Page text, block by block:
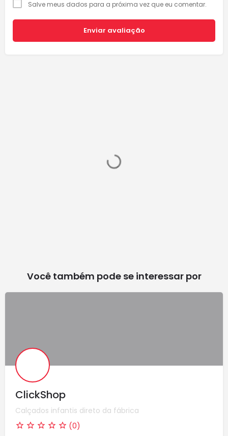
Salve meus dados para a próxima vez que eu comentar.
Enviar avaliação
Você também pode se interessar por
ClickShop
Calçados infantis direto da fábrica
(0)